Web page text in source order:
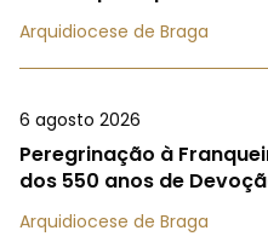
Arquidiocese de Braga
6 agosto 2026
Peregrinação à
dos 550 anos de
Arquidiocese de Braga